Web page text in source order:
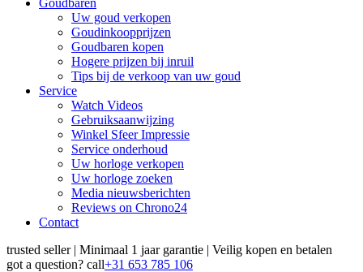
Goudbaren
Uw goud verkopen
Goudinkoopprijzen
Goudbaren kopen
Hogere prijzen bij inruil
Tips bij de verkoop van uw goud
Service
Watch Videos
Gebruiksaanwijzing
Winkel Sfeer Impressie
Service onderhoud
Uw horloge verkopen
Uw horloge zoeken
Media nieuwsberichten
Reviews on Chrono24
Contact
trusted seller | Minimaal 1 jaar garantie | Veilig kopen en betalen
got a question? call+31 653 785 106